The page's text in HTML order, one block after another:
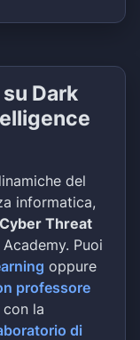
Dark
del
informatica,
Threat
Puoi
oppure
professore
la
di